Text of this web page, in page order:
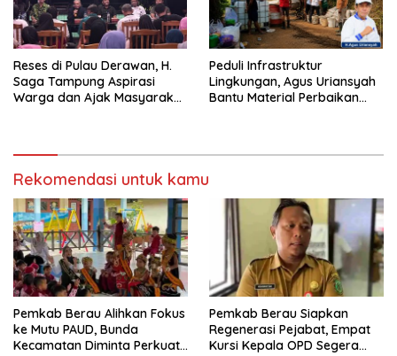
Reses di Pulau Derawan, H.
Saga Tampung Aspirasi
Warga dan Ajak Masyarakat
Peduli Infrastruktur
Lingkungan, Agus Uriansyah
Bantu Material Perbaikan
Rekomendasi untuk kamu
Pemkab Berau Alihkan Fokus
ke Mutu PAUD, Bunda
Kecamatan Diminta Perkuat
Pemkab Berau Siapkan
Regenerasi Pejabat, Empat
Kursi Kepala OPD Segera